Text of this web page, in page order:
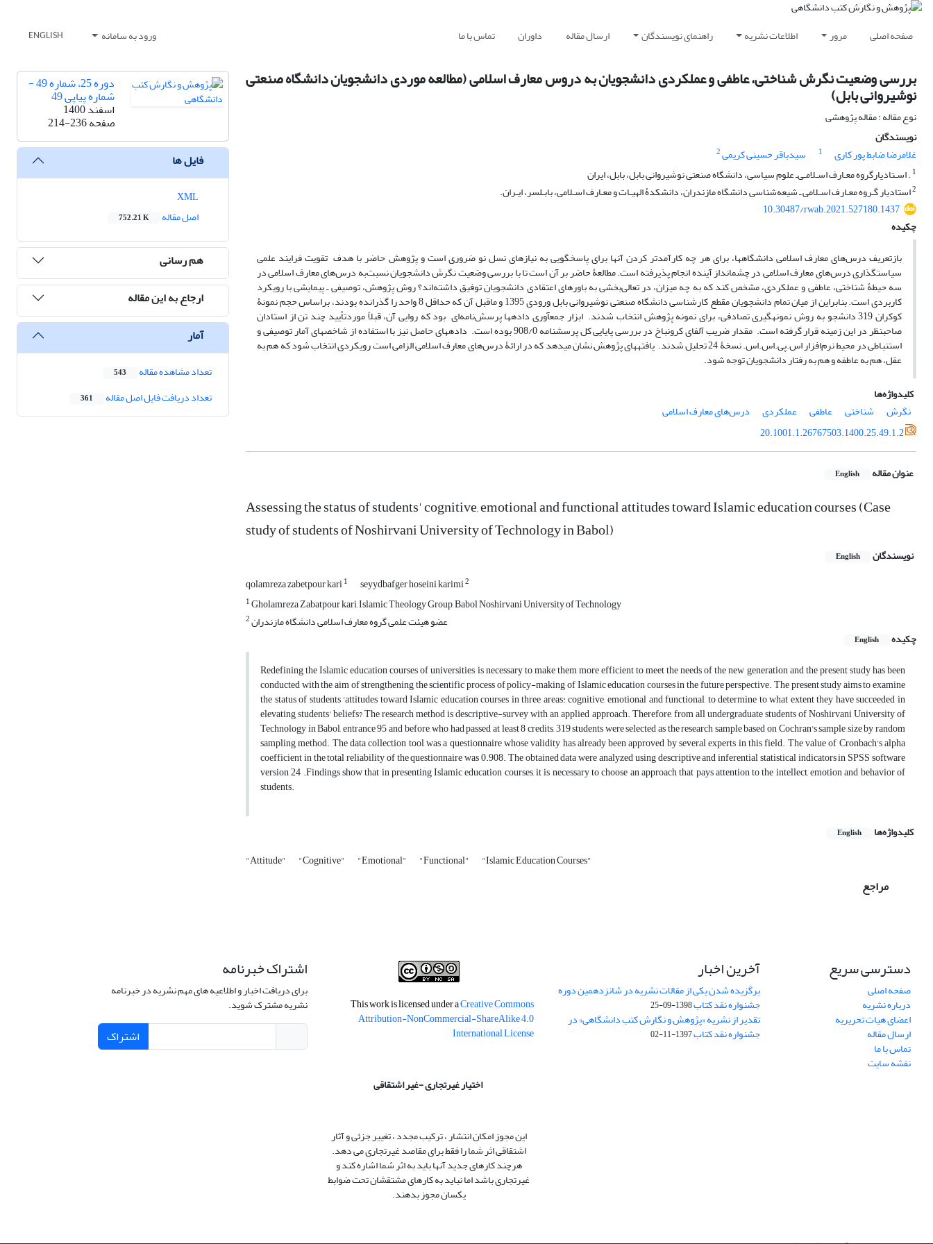
صفحه اصلی مرور اطلاعات نشریه راهنمای نویسندگان ارسال مقاله داوران تماس با ما ورود به سامانه ENGLISH
بررسی وضعیت نگرش شناختی، عاطفی و عملکردی دانشجویان به دروس معارف اسلامی (مطالعه موردی دانشجویان دانشگاه صنعتی
نوشیروانی بابل)
نوع مقاله : مقاله پژوهشی
نویسندگان
غلامرضا ضابط پور کاری
1 سیدباقر حسینی کریمی2
1 . اسـتادیارگروه معـارف اسـلامـی‌ـ علوم سیاسی، دانشگاه صنعتی نوشیروانی بابل، بابل، ایران
2استادیار گـروه معـارف اسـلامی ـ شیعه‌شناسی دانشگاه مازندران، دانشکدۀ الهیـات و معـارف اسـلامی، بابـلسر، ایـران.
10.30487/rwab.2021.527180.1437
چکیده
بازتعریف درس‌های معارف اسلامی دانشگاه‏ها، برای هر چه کارآمدتر کردن آن‏ها برای پاسخ‏گویی به نیازهای نسل نو ضروری است و پژوهش حاضر با هدف تقویت فرایند علمی
سیاست‏گذاری درس‌های معارف اسلامی در چشم‏انداز آینده انجام پذیرفته است. مطالعۀ حاضر بر آن است تا با بررسی وضعیت نگرش دانشجویان نسبت‌به درس‌های معارف اسلامی در
سه حیطۀ شناختی، عاطفی و عملکردی، مشخص کند که به چه میزان، در تعالی‌بخشی به باورهای اعتقادی دانشجویان توفیق داشته‌اند؟ روش پژوهش، توصیفی ـ پیمایشی با رویکرد
کاربردی است. بنابراین از میان تمام دانشجویان مقطع کارشناسی دانشگاه صنعتی نوشیروانی بابل ورودی 1395 و ماقبل آن که حداقل 8 واحد را گذرانده بودند، براساس حجم نمونۀ
کوکران 319 دانشجو به روش نمونه‏گیری تصادفی، برای نمونه پژوهش انتخاب شدند. ابزار جمع‏آوری داده‏ها پرسش‌نامه‌ای بود که روایی آن، قبلاً موردتأیید چند تن از استادان
صاحب‏نظر در این زمینه قرار گرفته است. مقدار ضریب آلفای کرونباخ در بررسی پایایی کل پرسش‏نامه 908/0 بوده است. داده‏های حاصل نیز با استفاده از شاخص‏های آمار توصیفی و
استنباطی در محیط نرم‌افزار اس.پی.اس.اس. نسخۀ 24 تحلیل شدند. یافته‏های پژوهش نشان می‏دهد که در ارائۀ درس‌های معارف اسلامی الزامی است رویکردی انتخاب شود که هم به
عقل، هم به عاطفه و هم به رفتار دانشجویان توجه شود.
کلیدواژه‌ها
نگرش
شناختی عاطفی عملکردی
درس‌های معارف اسلامی
20.1001.1.26767503.1400.25.49.1.2
عنوان مقاله English
Assessing the status of students' cognitive, emotional and functional attitudes toward Islamic education courses (Case
study of students of Noshirvani University of Technology in Babol)
نویسندگان English
qolamreza zabetpour kari1 seyydbafger hoseini karimi2
1Gholamreza Zabatpour kari, Islamic Theology Group, Babol Noshirvani University of Technology
2عضو هیئت علمی گروه معارف اسلامی دانشگاه مازندران
چکیده
English
Redefining the Islamic education courses of universities is necessary to make them more efficient to meet the needs of the new generation and the present study has been
conducted with the aim of strengthening the scientific process of policy-making of Islamic education courses in the future perspective. The present study aims to examine
the status of students 'attitudes toward Islamic education courses in three areas: cognitive, emotional and functional, to determine to what extent they have succeeded in
elevating students' beliefs? The research method is descriptive-survey with an applied approach. Therefore, from all undergraduate students of Noshirvani University of
Technology in Babol, entrance 95 and before, who had passed at least 8 credits, 319 students were selected as the research sample based on Cochran's sample size by random
sampling method. The data collection tool was a questionnaire whose validity has already been approved by several experts in this field. The value of Cronbach's alpha
coefficient in the total reliability of the questionnaire was 0.908. The obtained data were analyzed using descriptive and inferential statistical indicators in SPSS software
version 24 .Findings show that in presenting Islamic education courses, it is necessary to choose an approach that pays attention to the intellect, emotion and behavior of
students.
کلیدواژه‌ها English
"Attitude" "Cognitive" "Emotional" "Functional" "Islamic Education Courses"
مراجع
دوره 25، شماره 49 -
شماره پیاپی 49
اسفند 1400
صفحه214-236
فایل ها
اصل مقاله
752.21 K
هم رسانی
ارجاع به این مقاله
آمار
تعداد مشاهده مقاله 543
تعداد دریافت فایل اصل مقاله 361
دسترسی سریع
صفحه اصلی
درباره نشریه
اعضای هیات تحریریه
ارسال مقاله
تماس با ما
نقشه سایت
آخرین اخبار
برگزیده شدن یکی از مقالات نشریه در شانزدهمین دوره
جشنواره نقد کتاب1398-09-25
تقدیر از نشریه «پژوهش و نگارش کتب دانشگاهی» در
جشنواره نقد کتاب1397-11-02
This work is licensed under aCreative Commons
Attribution-NonCommercial-ShareAlike 4.0
International License
اختیار غیرتجاری -غیر اشتقاقی
این مجوز امکان انتشار ، ترکیب مجدد ، تغییر جزئی و آثار
اشتقاقی اثر شما را فقط برای مقاصد غیرتجاری می دهد.
هرچند کارهای جدید آنها باید به اثر شما اشاره کند و
غیرتجاری باشد اما نباید به کارهای مشتقشان تحت ضوابط
یکسان مجوز بدهند.
اشتراک خبرنامه
برای دریافت اخبار و اطلاعیه های مهم نشریه در خبرنامه
نشریه مشترک شوید.
اشتراک